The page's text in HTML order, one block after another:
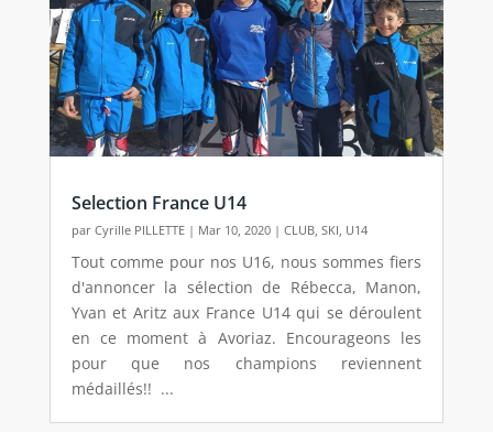
Selection France U14
par Cyrille PILLETTE| Mar 10, 2020| CLUB, SKI, U14
Tout comme pour nos U16, nous sommes fiers
d'annoncer la sélection de Rébecca, Manon,
Yvan et Aritz aux France U14 qui se déroulent
en ce moment à Avoriaz. Encourageons les
pour que nos champions reviennent
médaillés!! ...